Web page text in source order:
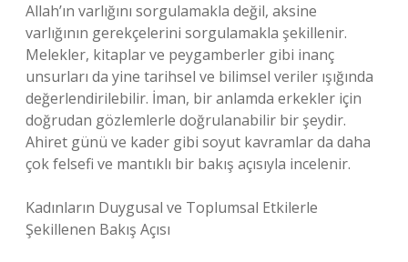
Allah’ın varlığını sorgulamakla değil, aksine
varlığının gerekçelerini sorgulamakla şekillenir.
Melekler, kitaplar ve peygamberler gibi inanç
unsurları da yine tarihsel ve bilimsel veriler ışığında
değerlendirilebilir. İman, bir anlamda erkekler için
doğrudan gözlemlerle doğrulanabilir bir şeydir.
Ahiret günü ve kader gibi soyut kavramlar da daha
çok felsefi ve mantıklı bir bakış açısıyla incelenir.
Kadınların Duygusal ve Toplumsal Etkilerle
Şekillenen Bakış Açısı